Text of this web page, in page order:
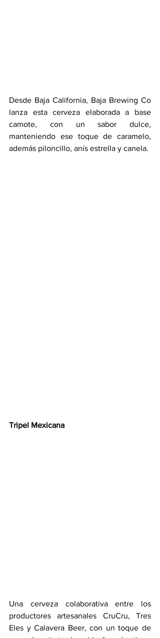
Desde Baja California, Baja Brewing Co
lanza esta cerveza elaborada a base
camote, con un sabor dulce,
manteniendo ese toque de caramelo,
además piloncillo, anís estrella y canela.
Tripel Mexicana
Una cerveza colaborativa entre los
productores artesanales CruCru, Tres
Eles y Calavera Beer, con un toque de